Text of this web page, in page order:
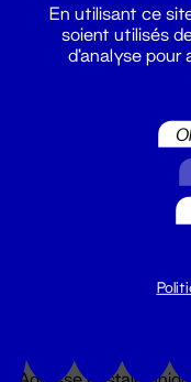
Du lundi au vendredi
Adresse postale
En utilisant ce
soient utilisés
d'analyse pour